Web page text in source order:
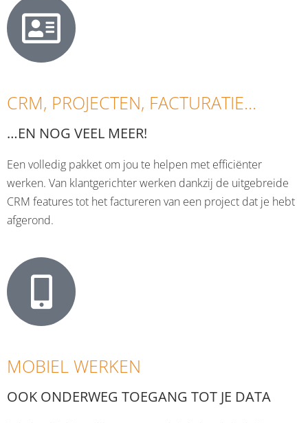
CRM, PROJECTEN, FACTURATIE...
…EN NOG VEEL MEER!
Een volledig pakket om jou te helpen met efficiënter
werken. Van klantgerichter werken dankzij de uitgebreide
CRM features tot het factureren van een project dat je hebt
afgerond.
MOBIEL WERKEN
OOK ONDERWEG TOEGANG TOT JE DATA